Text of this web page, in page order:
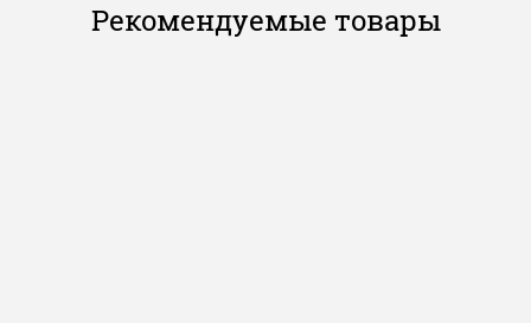
Рекомендуемые товары